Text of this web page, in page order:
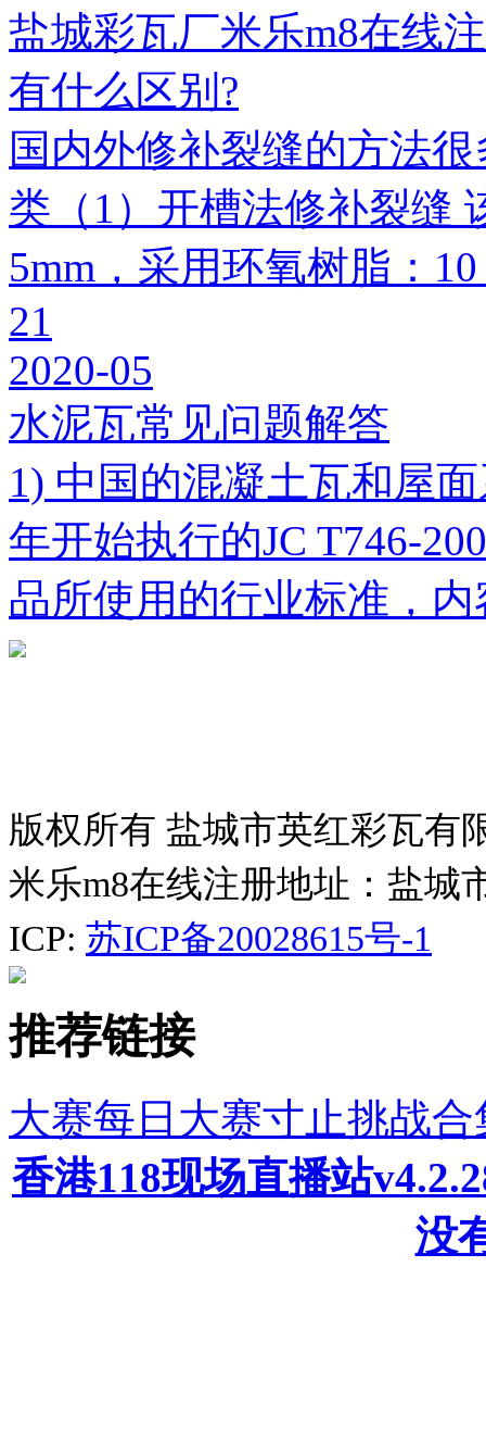
盐城彩瓦厂米乐m8在线
有什么区别?
国内外修补裂缝的方法
类（1）开槽法修补裂缝
5mm，采用环氧树脂：
21
2020-05
水泥瓦常见问题解答
1) 中国的混凝土瓦和屋
年开始执行的JC T746-
品所使用的行业标准，内
版权所有 盐城市英红彩瓦有
米乐m8在线注册地址：盐城
ICP: 苏ICP备20028615号-1
推荐链接
大赛每日大赛寸止挑战合
香港118现场直播站
没